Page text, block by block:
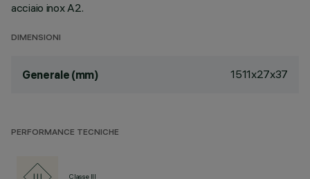
acciaio inox A2.
DIMENSIONI
Generale (mm) 1511x27x37
PERFORMANCE TECNICHE
Classe III